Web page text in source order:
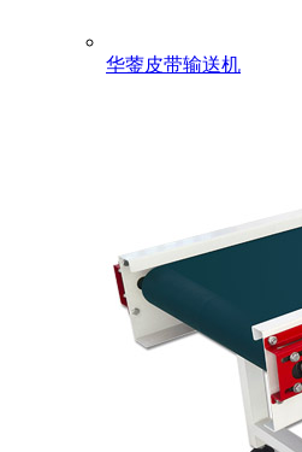
华蓥皮带输送机